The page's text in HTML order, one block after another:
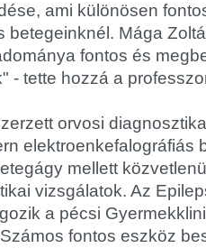
ami különösen
betegeinknél. Mága
fontos és
- tette hozzá a
orvosi
elektroenkefalográfiás
mellett
vizsgálatok. Az
a pécsi
fontos eszköz